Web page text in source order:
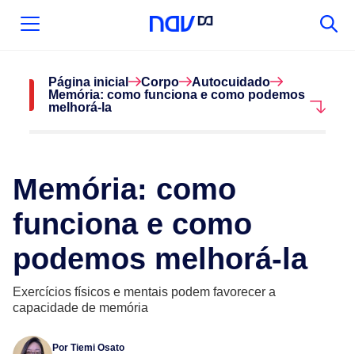
Página inicial Corpo
Autocuidado
Memória: como funciona e como podemos
melhorá-la
Memória: como
funciona e como
podemos melhorá-la
Exercícios físicos e mentais podem favorecer a
capacidade de memória
Por Tiemi Osato